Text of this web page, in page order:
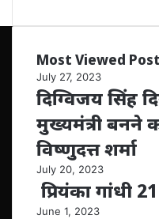
Most Viewed
July 27, 2023
दिग्विजय सिंह
मुख्यमंत्री बनने
विष्णुदत्त शर्मा
July 20, 2023
प्रियंका गांधी
June 1, 2023